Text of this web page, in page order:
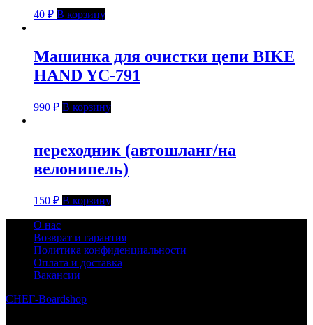
40 ₽ В корзину
Машинка для очистки цепи BIKE
HAND YC-791
990 ₽ В корзину
переходник (автошланг/на
велонипель)
150 ₽ В корзину
О нас
Возврат и гарантия
Политика конфиденциальности
Оплата и доставка
Вакансии
СНЕГ-Boardshop